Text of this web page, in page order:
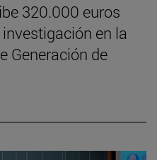
320.000 euros
en la
Generación de